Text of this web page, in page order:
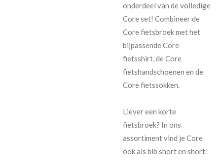
onderdeel van de volledige
Core set! Combineer de
Core fietsbroek met het
bijpassende Core
fietsshirt, de Core
fietshandschoenen en de
Core fietssokken.
Liever een korte
fietsbroek? In ons
assortiment vind je Core
ook als bib short en short.